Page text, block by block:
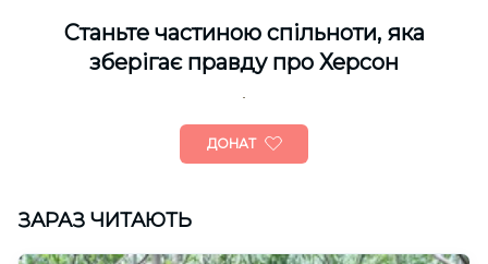
Cтаньте частиною спільноти, яка
зберігає правду про Херсон
ДОНАТ
ЗАРАЗ ЧИТАЮТЬ